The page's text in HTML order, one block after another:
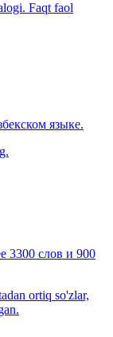
Faqt faol
языке.
3300 слов и 900
ortiq so'zlar,